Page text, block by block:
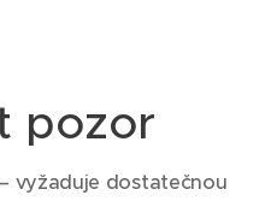
pozor
vyžaduje dostatečnou